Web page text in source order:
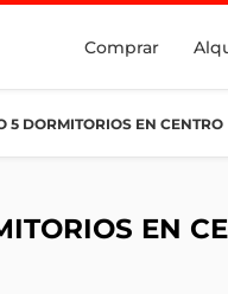
Comprar
5 DORMITORIOS EN CENTRO
EN